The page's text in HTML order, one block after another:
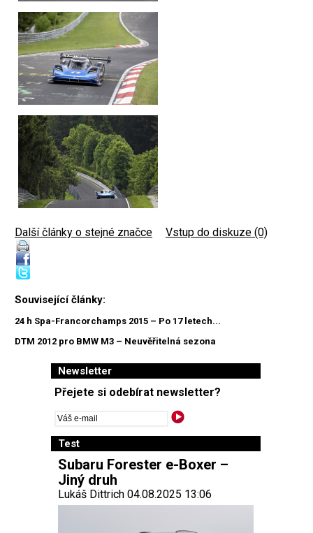
Další články o stejné značce Vstup do diskuze (0)
Související články:
24 h Spa-Francorchamps 2015 – Po 17 letech...
DTM 2012 pro BMW M3 – Neuvěřitelná sezona
Newsletter
Přejete si odebírat newsletter?
Test
Subaru Forester e-Boxer –
Jiný druh
Lukáš Dittrich 04.08.2025 13:06